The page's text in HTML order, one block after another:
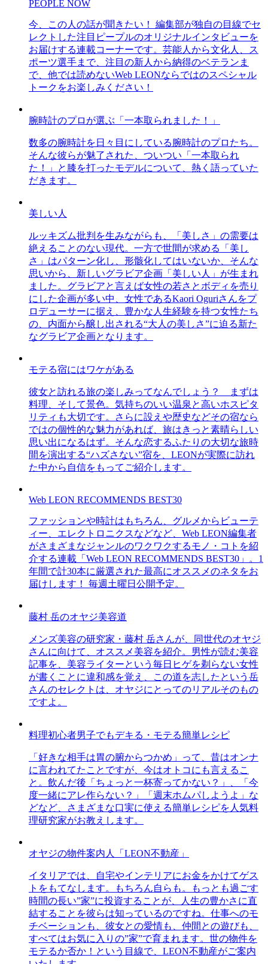
PEOPLE NOW
今、この人の話が聞きたい！ 編集部が独自の目線でセ
レクトした注目ピープルのオリジナルインタビューを
お届けする連載コーナーです。芸能人から文化人、ス
ポーツ選手まで、注目の新人から納得のベテランま
で、他では読めないWeb LEONならではのスペシャル
トークをお楽しみください！
腕時計のプロが選ぶ「一本取られました！」
数多の腕時計を日々目にしている腕時計のプロたち。
そんな彼らが魅了された、ついつい「一本取られ
た！」と膝を打ったモデルについて、熱く語っていた
だきます。
美しい人
ルッキズム批判を生みながらも、「美しさ」の需要は
絶えることのない現代。一方で世間が求める「美し
さ」はパターン化し、形骸化してはいないか、そんな
思いから、新しいグラビア企画「美しい人」が生まれ
ました。グラビアと言えば女性の若さとボディを売り
にした企画が多い中、女性であるKaori Oguriさんをプ
ロデューサーに据え、豊かな人生経験を持つ女性たち
の、内面から醸し出される“大人の美しさ”に迫る新た
なグラビア企画となります。
モテる宿にはワケがある
彼女と訪れる旅の楽しみってなんでしょう？ まずは
料理、そして景色。気持ちのいい温泉と高いホスピタ
リティも大切です。さらに設えや歴史などその宿なら
ではの個性的な魅力があれば、旅はきっと素晴らしい
思い出になるはず。そんな恋するふたりの大切な旅時
間を演出する“ハズさない”宿を、LEONが実際に訪れ
た中から自信をもってご紹介します。
Web LEON RECOMMENDS BEST30
ファッションや時計はもちろん、グルメからビューテ
ィー、エレクトロニクスなどなど、Web LEON編集者
がさまざまなジャンルのワクワクするモノ・コトを紹
介する連載「Web LEON RECOMMENDS BEST30」。1
年間で計30本に厳選された最高にオススメのネタをお
届けします！ 毎週土曜日公開予定。
藤村 岳のオヤジ美容道
メンズ美容の研究家・藤村 岳さんが、同世代のオヤジ
さんに向けて、オススメ美容を紹介。男性が読む美容
記事を、美容ライターという毎日ヒゲを剃らない女性
が書くことに違和感を覚え、この道を志したという岳
さんのセレクトは、オヤジにとってのリアルそのもの
ですよ。
料理初心者男子でもデキる・モテる簡単レシピ
「好きな相手は胃の腑からつかめ」って、昔はオンナ
に言われてたことですが、今はオトコにも言えるこ
と。飲んだ後「ちょっと一杯寄ってかない？」、「今
度一緒にアレ作らない？」「週末ホムパしようよ」な
どなど、さまざまな口実に使える簡単レシピを人気料
理研究家がお教えします。
オヤジの物件案内人「LEON不動産」
イタリアでは、自宅やインテリアにお金をかけてゲス
トをもてなします。もちろん自らも。もっとも過ごす
時間の長い”家”に投資することが、人生の豊かさに直
結することを彼らは知っているのですね。仕事へのモ
チベーションも、彼女との愛情も、仲間との遊びも、
すべてはお気に入りの”家”で育まれます。世の物件を
モテるか否か！という目線で、LEON不動産がご案内